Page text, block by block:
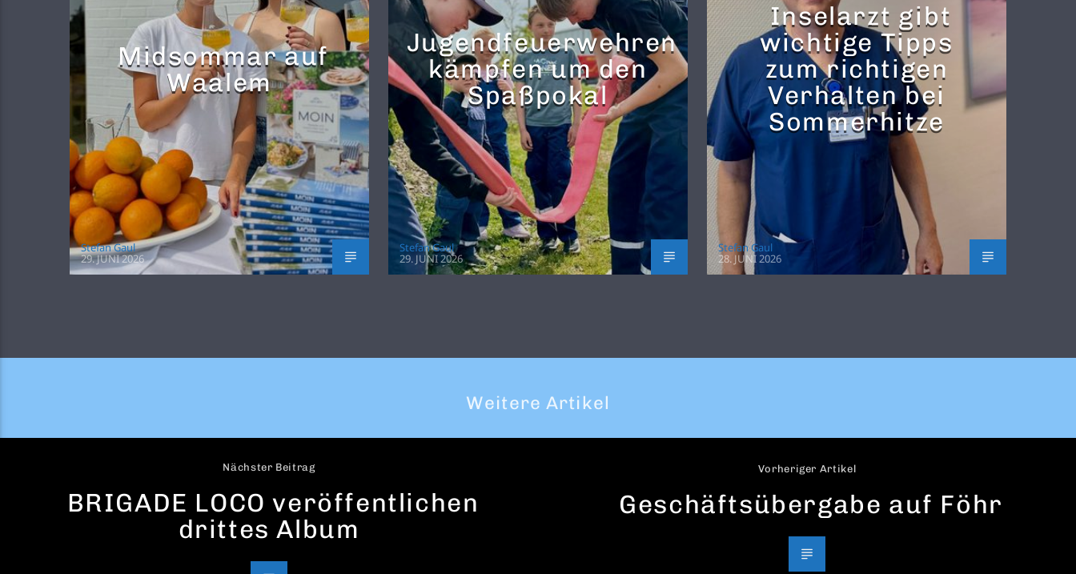
Midsommar auf
Waalem
Stefan Gaul
29. JUNI 2026
Jugendfeuerwehren
kämpfen um den
Spaßpokal
Stefan Gaul
29. JUNI 2026
Inselarzt gibt
wichtige Tipps
zum richtigen
Verhalten bei
Sommerhitze
Stefan Gaul
28. JUNI 2026
Weitere Artikel
Nächster Beitrag
BRIGADE LOCO veröffentlichen
drittes Album
Vorheriger Artikel
Geschäftsübergabe auf Föhr